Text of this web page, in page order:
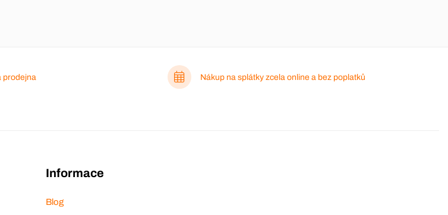
prodejna Nákup na splátky zcela online a bez poplatků
Informace
Blog